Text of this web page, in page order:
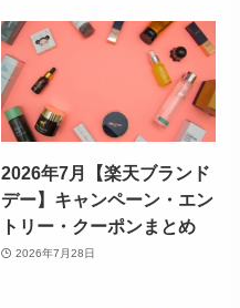
2026年7月【楽天ブランド
デー】キャンペーン・エン
トリー・クーポンまとめ
2026年7月28日